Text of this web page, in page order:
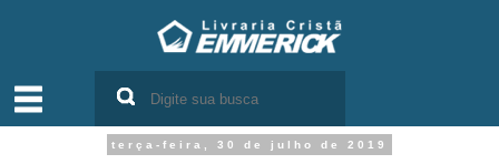
terça-feira, 30 de julho de 2019